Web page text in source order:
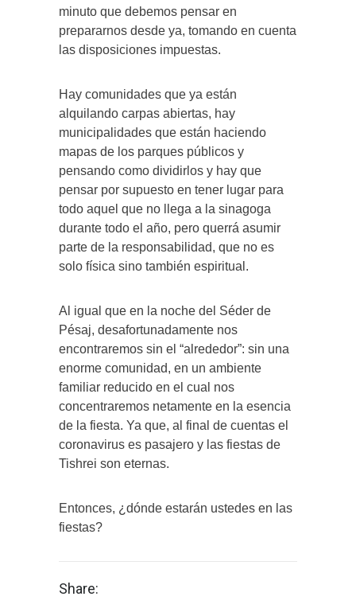
minuto que debemos pensar en
prepararnos desde ya, tomando en cuenta
las disposiciones impuestas.
Hay comunidades que ya están
alquilando carpas abiertas, hay
municipalidades que están haciendo
mapas de los parques públicos y
pensando como dividirlos y hay que
pensar por supuesto en tener lugar para
todo aquel que no llega a la sinagoga
durante todo el año, pero querrá asumir
parte de la responsabilidad, que no es
solo física sino también espiritual.
Al igual que en la noche del Séder de
Pésaj, desafortunadamente nos
encontraremos sin el “alrededor”: sin una
enorme comunidad, en un ambiente
familiar reducido en el cual nos
concentraremos netamente en la esencia
de la fiesta. Ya que, al final de cuentas el
coronavirus es pasajero y las fiestas de
Tishrei son eternas.
Entonces, ¿dónde estarán ustedes en las
fiestas?
Share: